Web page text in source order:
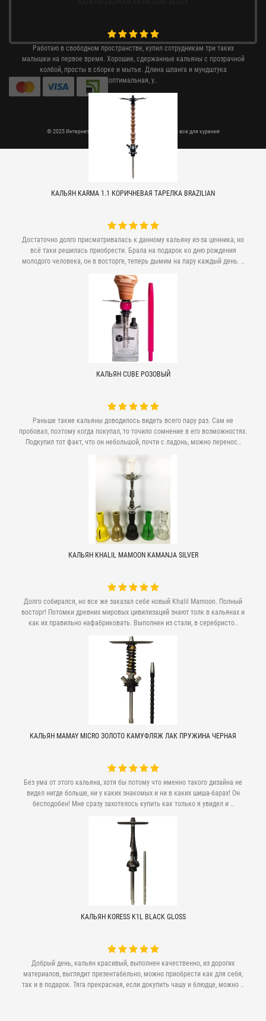
Работаю в свободном пространстве, купил сотрудникам три таких
малышки на первое время. Хорошие, сдержанные кальяны с прозрачной
колбой, просты в сборке и мытье. Длина шланга и мундштука
оптимальная, у..
КАЛЬЯН KARMA 1.1 КОРИЧНЕВАЯ ТАРЕЛКА BRAZILIAN
Достаточно долго присматривалась к данному кальяну из-за ценника, но
всё таки решилась приобрести. Брала на подарок ко дню рождения
молодого человека, он в восторге, теперь дымим на пару каждый день. ..
КАЛЬЯН CUBE РОЗОВЫЙ
Раньше такие кальяны доводилось видеть всего пару раз. Сам не
пробовал, поэтому когда покупал, то точило сомнение в его возможностях.
Подкупил тот факт, что он небольшой, почти с ладонь, можно перенос..
КАЛЬЯН KHALIL MAMOON KAMANJA SILVER
Долго собирался, но все же заказал себе новый Khalil Mamoon. Полный
восторг! Потомки древних мировых цивилизаций знают толк в кальянах и
как их правильно нафабриковать. Выполнен из стали, в серебристо..
КАЛЬЯН MAMAY MICRO ЗОЛОТО КАМУФЛЯЖ ЛАК ПРУЖИНА ЧЕРНАЯ
Без ума от этого кальяна, хотя бы потому что именно такого дизайна не
видел нигде больше, ни у каких знакомых и ни в каких шиша-барах! Он
бесподобен! Мне сразу захотелось купить как только я увидел и ..
КАЛЬЯН KORESS K1L BLACK GLOSS
Добрый день, кальян красивый, выполнен качественно, из дорогих
материалов, выглядит презентабельно, можно приобрести как для себя,
так и в подарок. Тяга прекрасная, если докупить чашу и блюдце, можно ..
© 2025 Интернет магазин Rtabak.com.ua - кальяны и все для курения